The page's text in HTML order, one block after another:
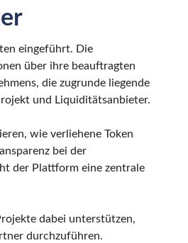
eingeführt. Die
über ihre beauftragten
die zugrunde liegende
und Liquiditätsanbieter.
wie verliehene Token
bei der
der Plattform eine zentrale
dabei unterstützen,
durchzuführen.